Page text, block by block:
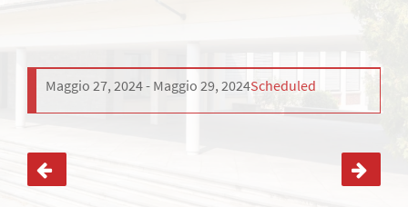
Maggio 27, 2024 Maggio 29, 2024Scheduled
Navigazione
articoli